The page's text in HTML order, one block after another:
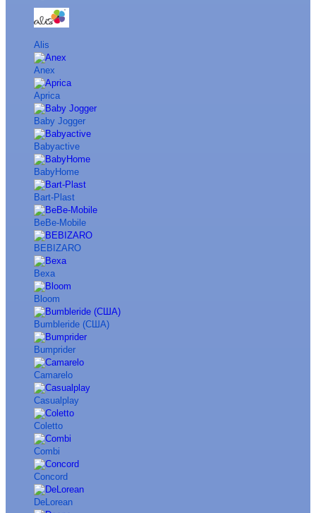
Alis
Anex
Aprica
Baby Jogger
Babyactive
BabyHome
Bart-Plast
BeBe-Mobile
BEBIZARO
Bexa
Bloom
Bumbleride (США)
Bumprider
Camarelo
Casualplay
Coletto
Combi
Concord
DeLorean